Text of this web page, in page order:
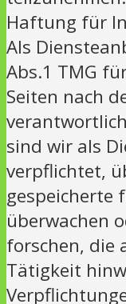
Haftung für
Als
Abs.1 TMG
Seiten nach
sind wir als
verpflichtet,
gespeicherte
überwachen
forschen, die
Tätigkeit